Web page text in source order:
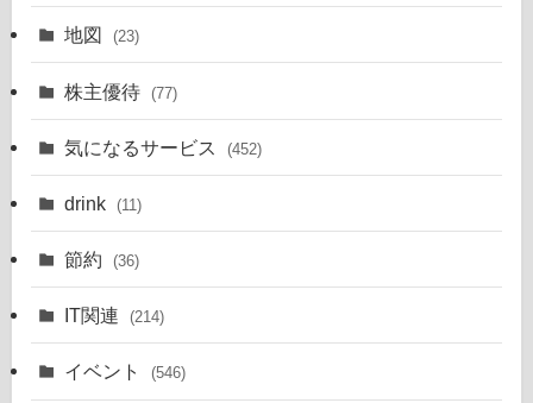
地図 (23)
株主優待 (77)
気になるサービス (452)
drink (11)
節約 (36)
IT関連 (214)
イベント (546)